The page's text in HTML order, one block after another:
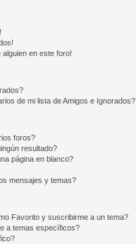
en este foro!
de mi lista de Amigos e Ignorados?
foros?
resultado?
página en blanco?
mensajes y temas?
Favorito y suscribirme a un tema?
a temas específicos?